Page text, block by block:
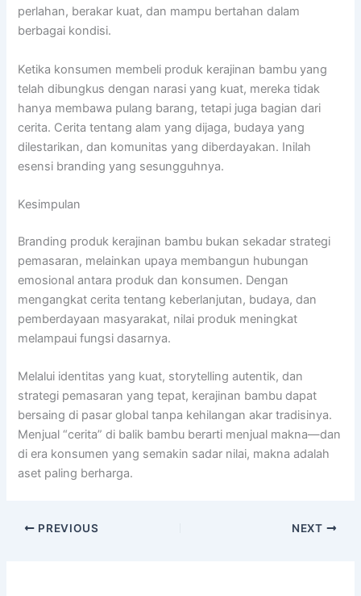
perlahan, berakar kuat, dan mampu bertahan dalam
berbagai kondisi.
Ketika konsumen membeli produk kerajinan bambu yang
telah dibungkus dengan narasi yang kuat, mereka tidak
hanya membawa pulang barang, tetapi juga bagian dari
cerita. Cerita tentang alam yang dijaga, budaya yang
dilestarikan, dan komunitas yang diberdayakan. Inilah
esensi branding yang sesungguhnya.
Kesimpulan
Branding produk kerajinan bambu bukan sekadar strategi
pemasaran, melainkan upaya membangun hubungan
emosional antara produk dan konsumen. Dengan
mengangkat cerita tentang keberlanjutan, budaya, dan
pemberdayaan masyarakat, nilai produk meningkat
melampaui fungsi dasarnya.
Melalui identitas yang kuat, storytelling autentik, dan
strategi pemasaran yang tepat, kerajinan bambu dapat
bersaing di pasar global tanpa kehilangan akar tradisinya.
Menjual “cerita” di balik bambu berarti menjual makna—dan
di era konsumen yang semakin sadar nilai, makna adalah
aset paling berharga.
PREVIOUS NEXT